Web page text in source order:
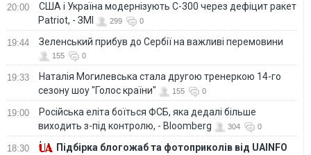
20:00
США і Україна модернізують С-300 через дефіцит ракет
Patriot, - ЗМІ
299 0
19:44 Зеленський прибув до Сербії на важливі перемовини
155 0
19:33
Наталія Могилевська стала другою тренеркою 14-го
сезону шоу "Голос країни"
155 0
19:00
Російська еліта боїться ФСБ, яка дедалі більше
виходить з-під контролю, - Bloomberg
304 0
18:30
Підбірка блогожаб та фотоприколів від UAINFO